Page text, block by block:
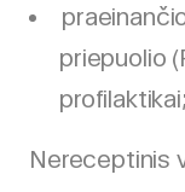
priepuolio
profilaktikai;
Nereceptinis